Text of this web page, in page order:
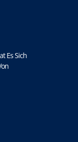
Es Sich